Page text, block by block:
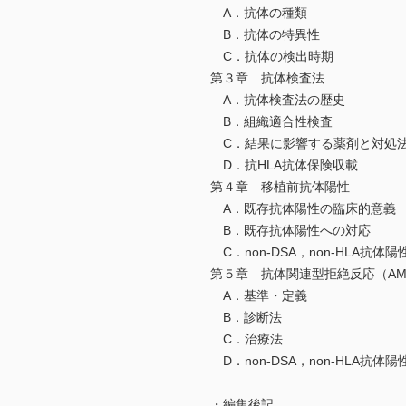
A．抗体の種類
B．抗体の特異性
C．抗体の検出時期
第３章 抗体検査法
A．抗体検査法の歴史
B．組織適合性検査
C．結果に影響する薬剤と対処
D．抗HLA抗体保険収載
第４章 移植前抗体陽性
A．既存抗体陽性の臨床的意義
B．既存抗体陽性への対応
C．non-DSA，non-HLA抗体陽
第５章 抗体関連型拒絶反応（
A．基準・定義
B．診断法
C．治療法
D．non-DSA，non-HLA抗体陽